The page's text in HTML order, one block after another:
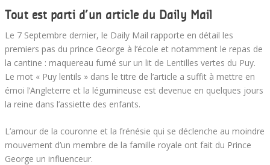
Tout est parti d’un article du Daily Mail
Le 7 Septembre dernier, le Daily Mail rapporte en détail les
premiers pas du prince George à l’école et notamment le repas de
la cantine : maquereau fumé sur un lit de Lentilles vertes du Puy.
Le mot « Puy lentils » dans le titre de l’article a suffit à mettre en
émoi l’Angleterre et la légumineuse est devenue en quelques jours
la reine dans l’assiette des enfants.
L’amour de la couronne et la frénésie qui se déclenche au moindre
mouvement d’un membre de la famille royale ont fait du Prince
George un influenceur.